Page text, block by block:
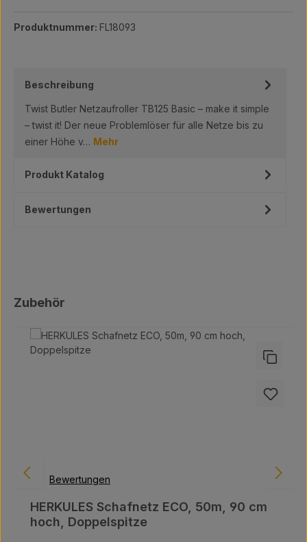
Produktnummer: FL18093
Beschreibung
Twist Butler Netzaufroller TB125 Basic – make it simple
– twist it! Der neue Problemlöser für alle Netze bis zu
einer Höhe v… Mehr
Produkt Katalog
Bewertungen
Produktgalerie überspringen
Zubehör
Bewertungen
HERKULES Schafnetz ECO, 50m, 90 cm
hoch, Doppelspitze